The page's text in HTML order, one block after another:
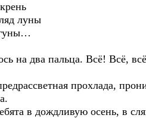
луны
на два пальца. Всё! Всё,
прохлада,
в дождливую осень, в